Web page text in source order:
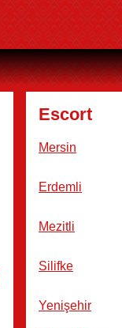
Escort
Mersin
Erdemli
Mezitli
Silifke
Yenişehir